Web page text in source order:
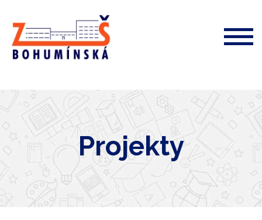
ZŠ
Bohumínská
72
Projekty